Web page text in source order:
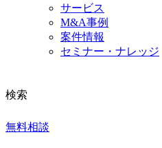
サービス
M&A事例
案件情報
セミナー・ナレッジ
検索
無料相談